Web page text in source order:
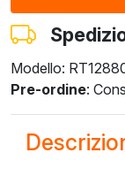
€116.96
€
F8645-296
Modello:
Pre-ordine: